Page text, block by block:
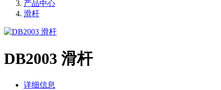
产品中心
滑杆
DB2003 滑杆
详细信息